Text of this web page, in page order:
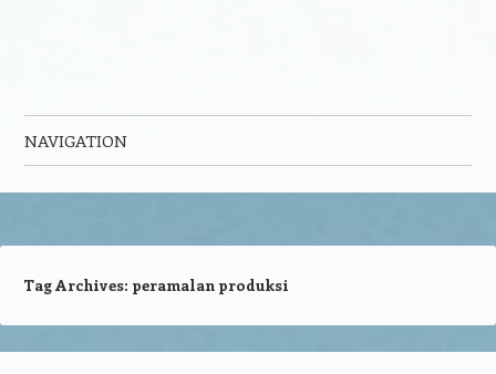
NAVIGATION
Tag Archives: peramalan produksi